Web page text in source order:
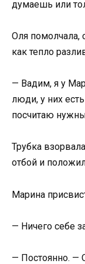
думаешь или
Оля помолчала,
как тепло
— Вадим, я у
люди, у них
посчитаю
Трубка
отбой и
Марина
— Ничего себе
— Постоянно. —